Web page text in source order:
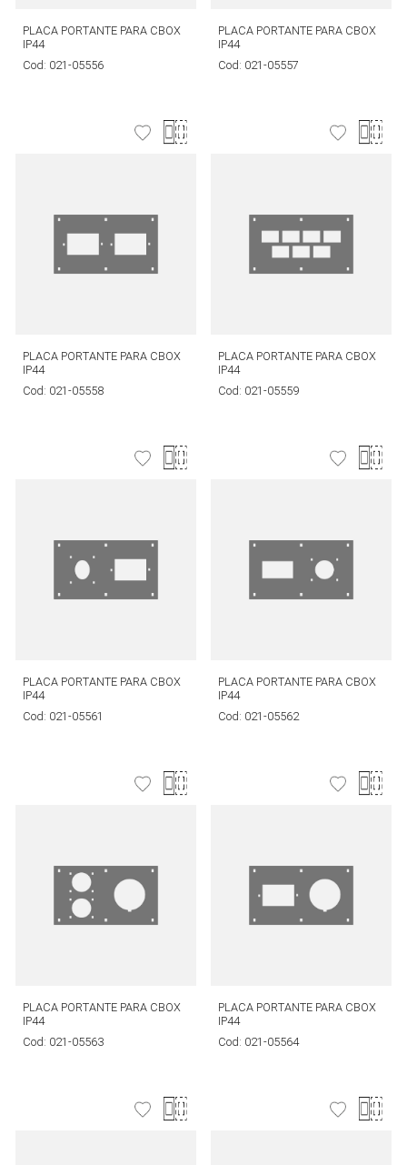
PLACA PORTANTE PARA CBOX
IP44
Cod: 021-05556
PLACA PORTANTE PARA CBOX
IP44
Cod: 021-05557
PLACA PORTANTE PARA CBOX
IP44
Cod: 021-05558
PLACA PORTANTE PARA CBOX
IP44
Cod: 021-05559
PLACA PORTANTE PARA CBOX
IP44
Cod: 021-05561
PLACA PORTANTE PARA CBOX
IP44
Cod: 021-05562
PLACA PORTANTE PARA CBOX
IP44
Cod: 021-05563
PLACA PORTANTE PARA CBOX
IP44
Cod: 021-05564